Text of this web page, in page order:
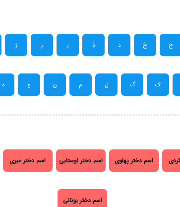
ح خ د ذ ر ز ژ
ک گ ل م ن و ه
اسم دختر پهلوی اسم دختر اوستایی اسم دختر عبری
اسم دختر یونانی